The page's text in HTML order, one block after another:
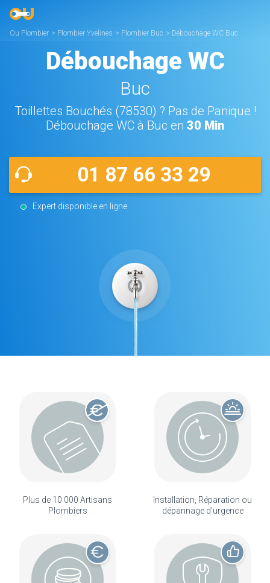
Ou Plombier > Plombier Yvelines > Plombier Buc > Débouchage WC Buc
Débouchage WC
Buc
Toillettes Bouchés (78530) ? Pas de Panique !
Débouchage WC à Buc en 30 Min
01 87 66 33 29
Expert disponible en ligne
Plus de 10 000 Artisans
Plombiers
Installation, Réparation ou
dépannage d'urgence